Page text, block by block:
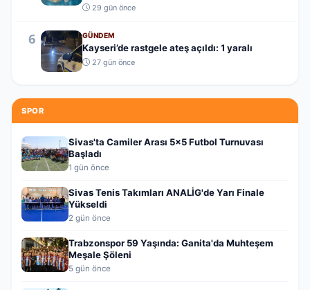
29 gün önce
6 GÜNDEM
Kayseri’de rastgele ateş açıldı: 1 yaralı
27 gün önce
SPOR
Sivas'ta Camiler Arası 5x5 Futbol Turnuvası
Başladı
1 gün önce
Sivas Tenis Takımları ANALİG'de Yarı Finale
Yükseldi
2 gün önce
Trabzonspor 59 Yaşında: Ganita'da Muhteşem
Meşale Şöleni
5 gün önce